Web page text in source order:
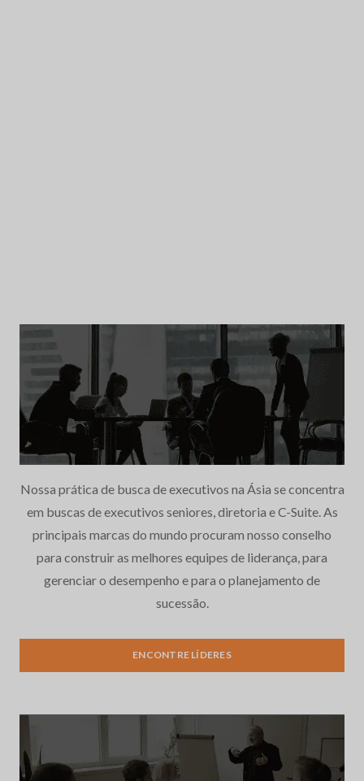
executivos
Nossa prática de busca de executivos na Ásia se concentra
em buscas de executivos seniores, diretoria e C-Suite. As
principais marcas do mundo procuram nosso conselho
para construir as melhores equipes de liderança, para
gerenciar o desempenho e para o planejamento de
sucessão.
ENCONTRE LÍDERES